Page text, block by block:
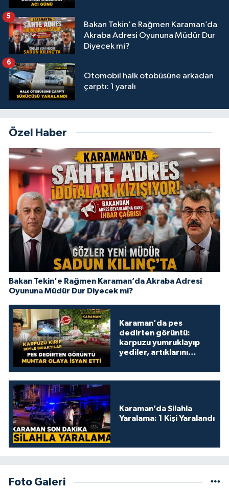
Bakan Tekin'e Rağmen Karaman’da
Akraba Adresi Oyununa Müdür Dur
Diyecek mi?
5
Otomobil halk otobüsüne arkadan
çarptı: 1 yaralı
6
Özel Haber
Bakan Tekin'e Rağmen Karaman’da Akraba Adresi
Oyununa Müdür Dur Diyecek mi?
Karaman'da pes
dedirten görüntü:
karpuzu yumruklayıp
yediler, artıklarını
Karaman’da Silahla
Yaralama: 1 Kişi Yaralandı
Foto Galeri